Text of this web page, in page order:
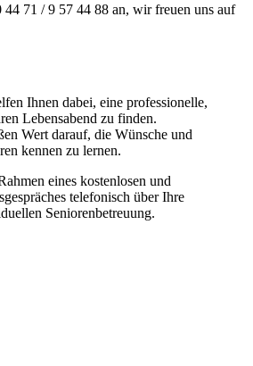
44 71 / 9 57 44 88 an, wir freuen uns auf
Ihnen dabei, eine professionelle,
Lebensabend zu finden.
Wert darauf, die Wünsche und
kennen zu lernen.
eines kostenlosen und
telefonisch über Ihre
Seniorenbetreuung.